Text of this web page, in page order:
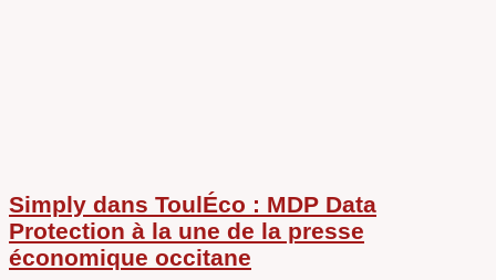
Simply dans ToulÉco : MDP Data
Protection à la une de la presse
économique occitane